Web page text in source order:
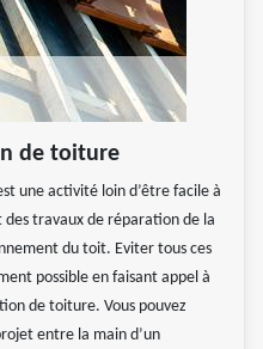
de toiture
une activité loin d’être facile à
travaux de réparation de la
du toit. Eviter tous ces
possible en faisant appel à
de toiture. Vous pouvez
entre la main d’un